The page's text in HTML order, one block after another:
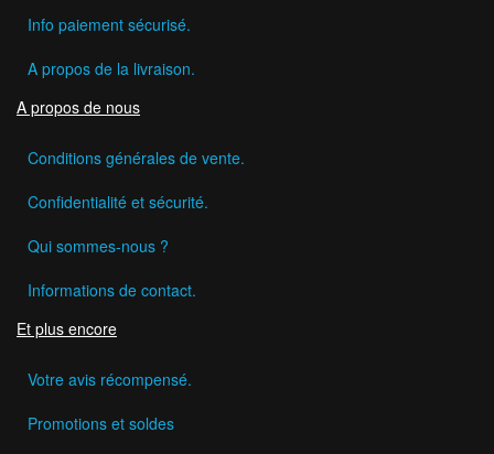
Info paiement sécurisé.
A propos de la livraison.
A propos de nous
Conditions générales de vente.
Confidentialité et sécurité.
Qui sommes-nous ?
Informations de contact.
Et plus encore
Votre avis récompensé.
Promotions et soldes